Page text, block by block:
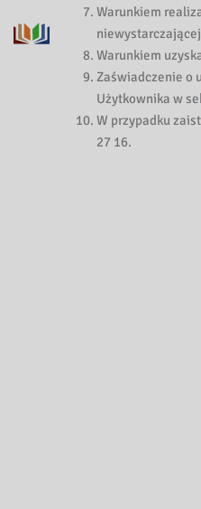
Warunkiem
Warunkiem
Zaświadczenie o
Użytkownika w
W przypadku
27 16.